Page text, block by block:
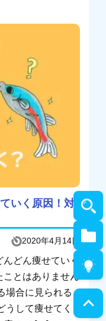
いく原因！対
2020年4月14日
どん痩せていく
とはありません
場合に見られる
うして痩せてく